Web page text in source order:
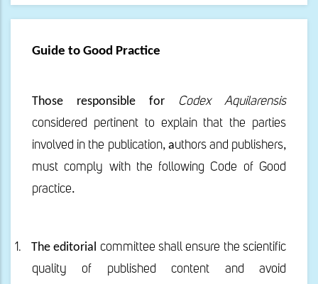
Guide to Good Practice
Those responsible for Codex
Aquilarensis
considered
pertinent to explain that the parties
involved in the publication, authors and publishers,
must comply with the
following Code of Good
practice.
1. The editorial committee shall ensure the scientific
quality
of published content and
avoid